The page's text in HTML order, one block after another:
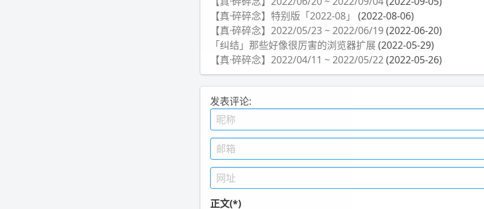
【真·碎碎念】特别版「2022-08」
(2022-08-06)
【真·碎碎念】2022/05/23 ~ 2022/06/19(2022-06-20)
「纠结」那些好像很厉害的浏览器扩展(2022-05-29)
【真·碎碎念】2022/04/11 ~ 2022/05/22(2022-05-26)
发表评论:
正文(*)